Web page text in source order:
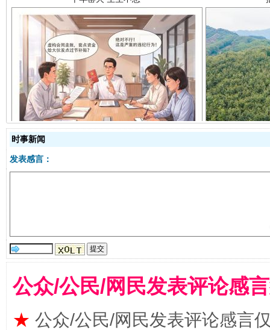
揭开“小金库”的免责幌子
受贿1.44亿！段成刚被判无期
时事新闻
发表感言：
公众/公民/网民发表评论感
★ 公众/公民/网民发表评论感言